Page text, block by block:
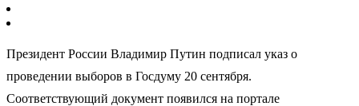
Президент России Владимир Путин подписал указ о
проведении выборов в Госдуму 20 сентября.
Соответствующий документ появился на портале